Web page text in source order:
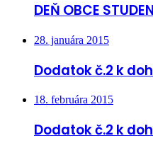
DEŇ OBCE
28. januára 2015
Dodatok č.2 k
18. februára 2015
Dodatok č.2 k